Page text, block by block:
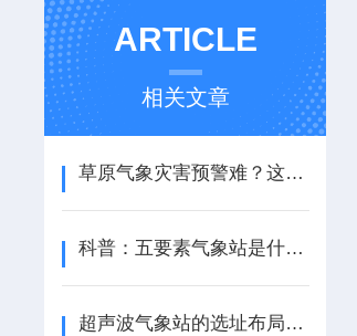
ARTICLE
相关文章
草原气象灾害预警难？这套监测系统解决核心痛点
科普：五要素气象站是什么，能解决哪些环境监测难题？
超声波气象站的选址布局有哪些要求